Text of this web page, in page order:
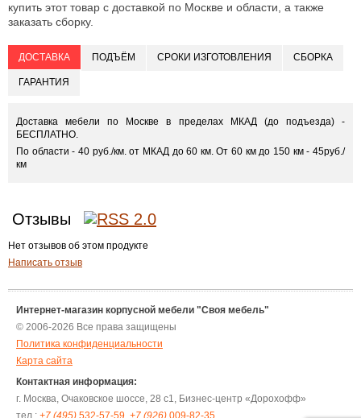
купить этот товар с доставкой по Москве и области, а также
заказать сборку.
ДОСТАВКА ПОДЪЁМ СРОКИ ИЗГОТОВЛЕНИЯ СБОРКА
ГАРАНТИЯ
Доставка мебели по Москве в пределах МКАД (до подъезда) -
БЕСПЛАТНО.
По области - 40 руб./км. от МКАД до 60 км. От 60 км до 150 км - 45руб./
км
Отзывы
Нет отзывов об этом продукте
Написать отзыв
Интернет-магазин корпусной мебели "Своя мебель"
© 2006-2026 Все права защищены
Политика конфиденциальности
Карта сайта
Контактная информация:
г. Москва, Очаковское шоссе, 28 с1, Бизнес-центр «Дорохофф»
тел.: +7 (495) 532-57-59 +7 (926) 009-82-35